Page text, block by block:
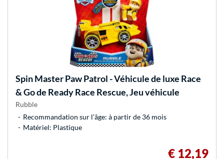
Spin MasterPaw Patrol - Véhicule de luxe Race
& Go de Ready Race Rescue, Jeu véhicule
Rubble
Recommandation sur l’âge: à partir de 36 mois
Matériel: Plastique
€ 12,19